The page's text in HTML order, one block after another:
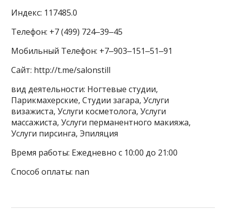
Индекс: 117485.0
Телефон: +7 (499) 724‒39‒45
Мобильный Телефон: +7‒903‒151‒51‒91
Сайт: http://t.me/salonstill
вид деятельности: Ногтевые студии,
Парикмахерские, Студии загара, Услуги
визажиста, Услуги косметолога, Услуги
массажиста, Услуги перманентного макияжа,
Услуги пирсинга, Эпиляция
Время работы: Ежедневно с 10:00 до 21:00
Способ оплаты: nan